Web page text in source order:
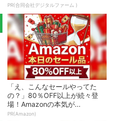
PR(合同会社デジタルファーム )
「え、こんなセールやってた
の？」80％OFF以上が続々登
場！Amazonの本気が...
PR(Amazon)